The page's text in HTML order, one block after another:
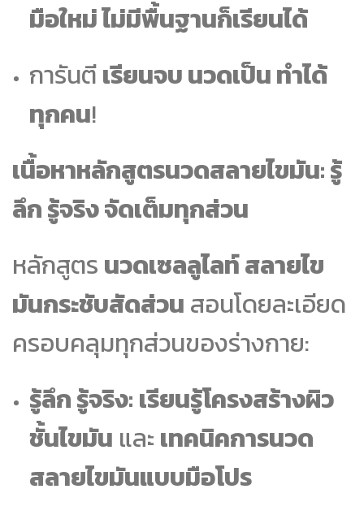
มือใหม่ ไม่มีพื้นฐานก็เรียนได้
การันตีเรียนจบ นวดเป็น ทำได้
ทุกคน!
เนื้อหาหลักสูตรนวดสลายไขมัน: รู้
ลึก รู้จริง จัดเต็มทุกส่วน
หลักสูตร นวดเซลลูไลท์ สลายไข
มันกระชับสัดส่วน สอนโดยละเอียด
ครอบคลุมทุกส่วนของร่างกาย:
รู้ลึก รู้จริง: เรียนรู้โครงสร้างผิว
ชั้นไขมัน และ เทคนิคการนวด
สลายไขมันแบบมือโปร